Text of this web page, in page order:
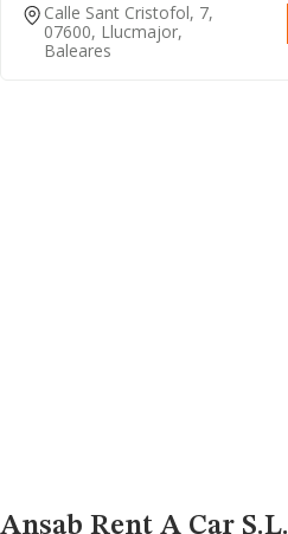
Calle Sant Cristofol, 7,
07600, Llucmajor,
Baleares
Ansab Rent A Car S.l.